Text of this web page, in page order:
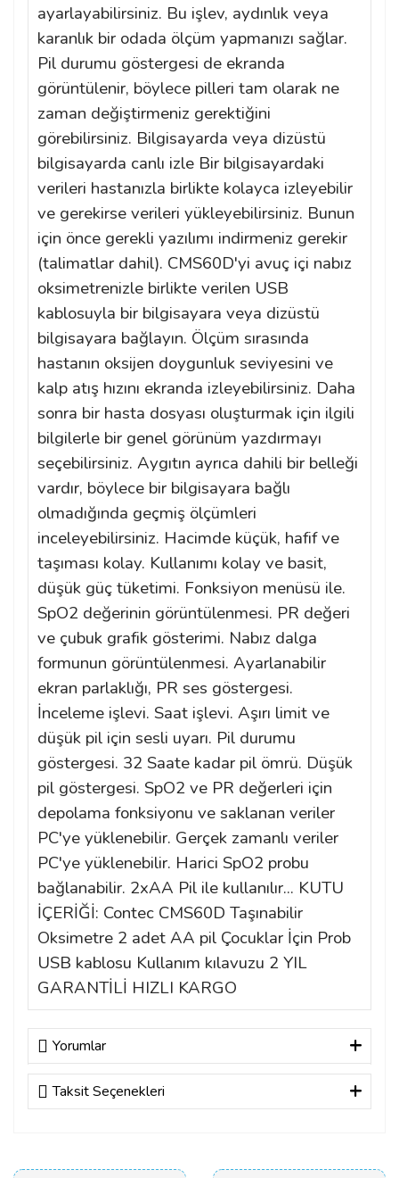
ayarlayabilirsiniz. Bu işlev, aydınlık veya
karanlık bir odada ölçüm yapmanızı sağlar.
Pil durumu göstergesi de ekranda
görüntülenir, böylece pilleri tam olarak ne
zaman değiştirmeniz gerektiğini
görebilirsiniz. Bilgisayarda veya dizüstü
bilgisayarda canlı izle Bir bilgisayardaki
verileri hastanızla birlikte kolayca izleyebilir
ve gerekirse verileri yükleyebilirsiniz. Bunun
için önce gerekli yazılımı indirmeniz gerekir
(talimatlar dahil). CMS60D'yi avuç içi nabız
oksimetrenizle birlikte verilen USB
kablosuyla bir bilgisayara veya dizüstü
bilgisayara bağlayın. Ölçüm sırasında
hastanın oksijen doygunluk seviyesini ve
kalp atış hızını ekranda izleyebilirsiniz. Daha
sonra bir hasta dosyası oluşturmak için ilgili
bilgilerle bir genel görünüm yazdırmayı
seçebilirsiniz. Aygıtın ayrıca dahili bir belleği
vardır, böylece bir bilgisayara bağlı
olmadığında geçmiş ölçümleri
inceleyebilirsiniz. Hacimde küçük, hafif ve
taşıması kolay. Kullanımı kolay ve basit,
düşük güç tüketimi. Fonksiyon menüsü ile.
SpO2 değerinin görüntülenmesi. PR değeri
ve çubuk grafik gösterimi. Nabız dalga
formunun görüntülenmesi. Ayarlanabilir
ekran parlaklığı, PR ses göstergesi.
İnceleme işlevi. Saat işlevi. Aşırı limit ve
düşük pil için sesli uyarı. Pil durumu
göstergesi. 32 Saate kadar pil ömrü. Düşük
pil göstergesi. SpO2 ve PR değerleri için
depolama fonksiyonu ve saklanan veriler
PC'ye yüklenebilir. Gerçek zamanlı veriler
PC'ye yüklenebilir. Harici SpO2 probu
bağlanabilir. 2xAA Pil ile kullanılır... KUTU
İÇERİĞİ: Contec CMS60D Taşınabilir
Oksimetre 2 adet AA pil Çocuklar İçin Prob
USB kablosu Kullanım kılavuzu 2 YIL
GARANTİLİ HIZLI KARGO
Yorumlar
Bu ürüne ilk yorumu siz yapın!
Taksit Seçenekleri